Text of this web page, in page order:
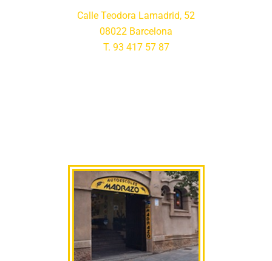
Calle Teodora Lamadrid, 52
08022 Barcelona
T. 93 417 57 87